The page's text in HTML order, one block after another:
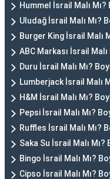
Hummel İsrail Malı
Uludağ İsrail Malı Mı?
Burger King İsrail Malı
ABC Markası İsrail
Duru İsrail Malı Mı?
Lumberjack İsrail Malı
H&M İsrail Malı Mı?
Pepsi İsrail Malı Mı?
Ruffles İsrail Malı Mı?
Saka Su İsrail Malı
Bingo İsrail Malı Mı?
Cipso İsrail Malı Mı?